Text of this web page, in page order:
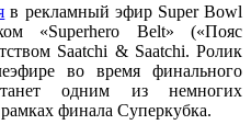
в рекламный эфир Super Bowl
«Superhero Belt» («Пояс
Saatchi & Saatchi. Ролик
во время финального
одним из немногих
финала Суперкубка.